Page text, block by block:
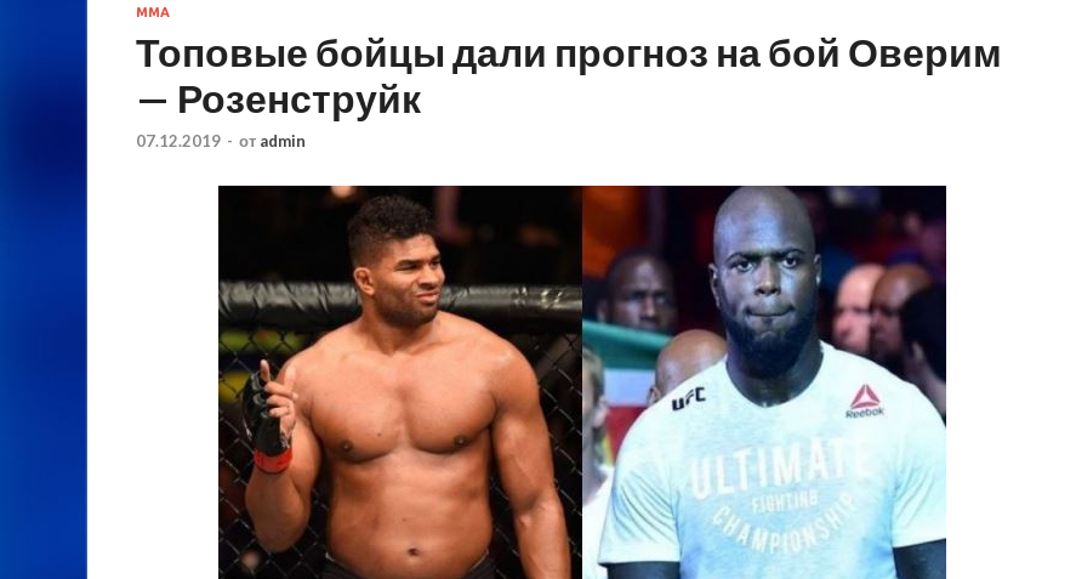
MMA
Топовые бойцы дали прогноз на бой Оверим
— Розенструйк
07.12.2019 - от admin